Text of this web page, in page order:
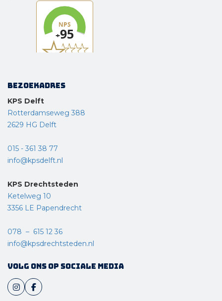
Bezoekadres
KPS Delft
Rotterdamseweg 388
2629 HG Delft
015 - 361 38 77
info@kpsdelft.nl
KPS Drechtsteden
Ketelweg 10
3356 LE Papendrecht
078 – 615 12 36
info@kpsdrechtsteden.nl
Volg ons op sociale media